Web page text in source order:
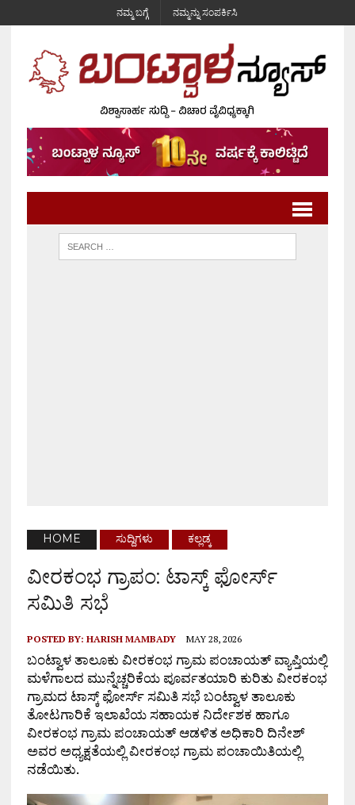
ನಮ್ಮ ಬಗ್ಗೆ ನಮ್ಮನ್ನು ಸಂಪರ್ಕಿಸಿ
HOME ಸುದ್ದಿಗಳು ಕಲ್ಲಡ್ಕ
ವೀರಕಂಭ ಗ್ರಾಪಂ: ಟಾಸ್ಕ್ ಫೋರ್ಸ್
ಸಮಿತಿ ಸಭೆ
POSTED BY: HARISH MAMBADY MAY 28, 2026
ಬಂಟ್ವಾಳ ತಾಲೂಕು ವೀರಕಂಭ ಗ್ರಾಮ ಪಂಚಾಯತ್ ವ್ಯಾಪ್ತಿಯಲ್ಲಿ
ಮಳೆಗಾಲದ ಮುನ್ನೆಚ್ಚರಿಕೆಯ ಪೂರ್ವತಯಾರಿ ಕುರಿತು ವೀರಕಂಭ
ಗ್ರಾಮದ ಟಾಸ್ಕ್ ಫೋರ್ಸ್ ಸಮಿತಿ ಸಭೆ ಬಂಟ್ವಾಳ ತಾಲೂಕು
ತೋಟಗಾರಿಕೆ ಇಲಾಖೆಯ ಸಹಾಯಕ ನಿರ್ದೇಶಕ ಹಾಗೂ
ವೀರಕಂಭ ಗ್ರಾಮ ಪಂಚಾಯತ್ ಆಡಳಿತ ಅಧಿಕಾರಿ ದಿನೇಶ್
ಅವರ ಅಧ್ಯಕ್ಷತೆಯಲ್ಲಿ ವೀರಕಂಭ ಗ್ರಾಮ ಪಂಚಾಯಿತಿಯಲ್ಲಿ
ನಡೆಯಿತು.